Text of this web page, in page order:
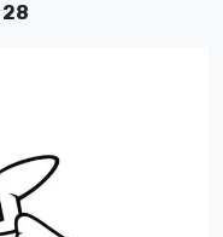
28